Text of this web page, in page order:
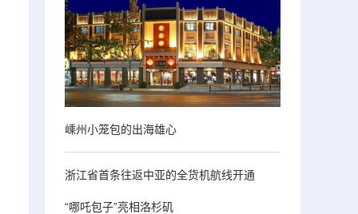
嵊州小笼包的出海雄心
浙江省首条往返中亚的全货机航线开通
“哪吒包子”亮相洛杉矶